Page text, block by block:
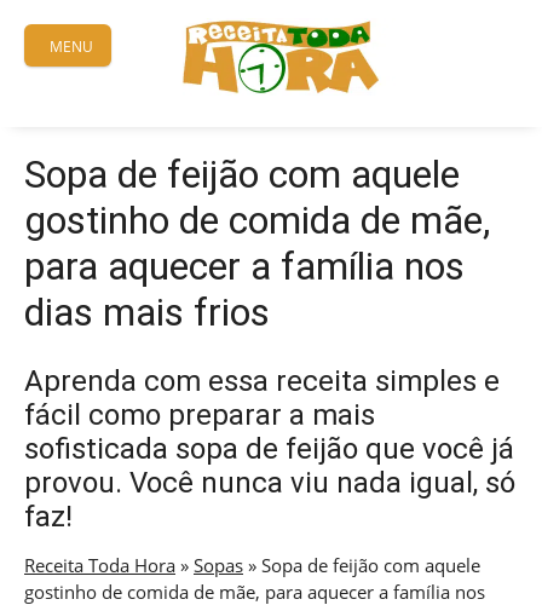
content
MENU
Sopa de feijão com aquele
gostinho de comida de mãe,
para aquecer a família nos
dias mais frios
Aprenda com essa receita simples e
fácil como preparar a mais
sofisticada sopa de feijão que você já
provou. Você nunca viu nada igual, só
faz!
Receita Toda Hora » Sopas » Sopa de feijão com aquele
gostinho de comida de mãe, para aquecer a família nos